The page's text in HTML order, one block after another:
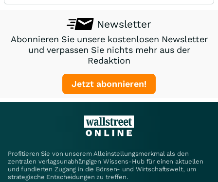
Newsletter
Abonnieren Sie unsere kostenlosen Newsletter
und verpassen Sie nichts mehr aus der
Redaktion
Jetzt abonnieren!
Profitieren Sie von unserem Alleinstellungsmerkmal als den
zentralen verlagsunabhängigen Wissens-Hub für einen aktuellen
und fundierten Zugang in die Börsen- und Wirtschaftswelt, um
strategische Entscheidungen zu treffen.